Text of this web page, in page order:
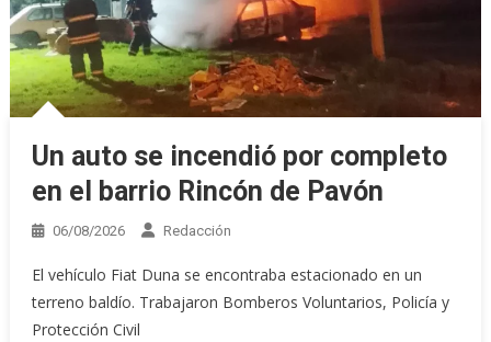
Un auto se incendió por completo
en el barrio Rincón de Pavón
06/08/2026 Redacción
El vehículo Fiat Duna se encontraba estacionado en un
terreno baldío. Trabajaron Bomberos Voluntarios, Policía y
Protección Civil